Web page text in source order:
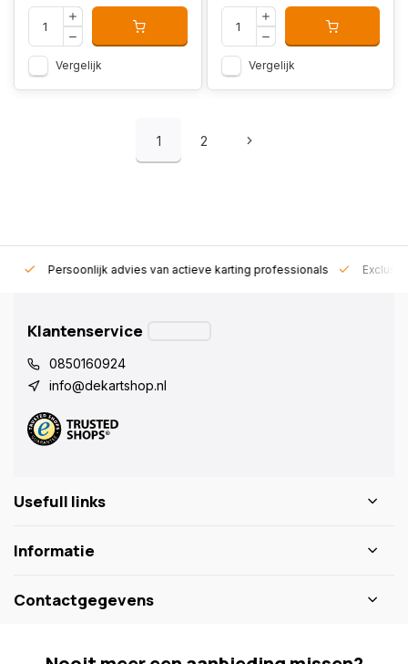
Vergelijk Vergelijk
1 2
Persoonlijk advies van actieve karting professionals
Klantenservice
0850160924
info@dekartshop.nl
Usefull links
Informatie
Contactgegevens